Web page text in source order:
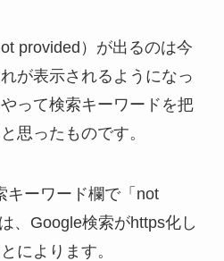
provided）が出るのは今
が表示されるようになっ
って検索キーワードを把
思ったものです。
キーワード欄で「not
、Google検索がhttps化し
によります。